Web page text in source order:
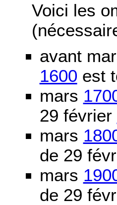
Voici les
avant
1600 est
mars
29 février
mars
de 29
mars
de 29